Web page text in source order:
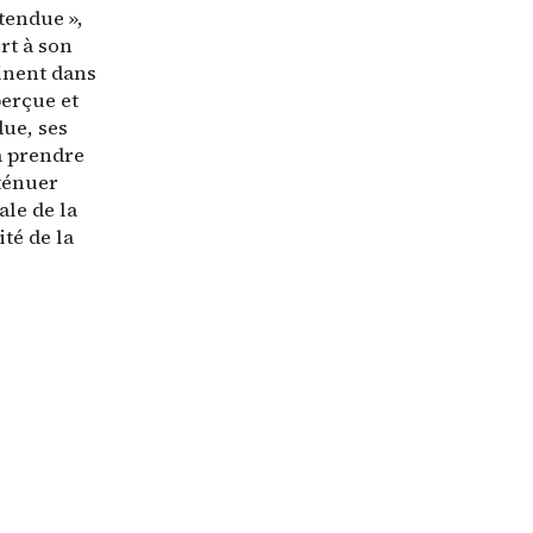
»,
à son
dans
et
ses
prendre
de la
de la